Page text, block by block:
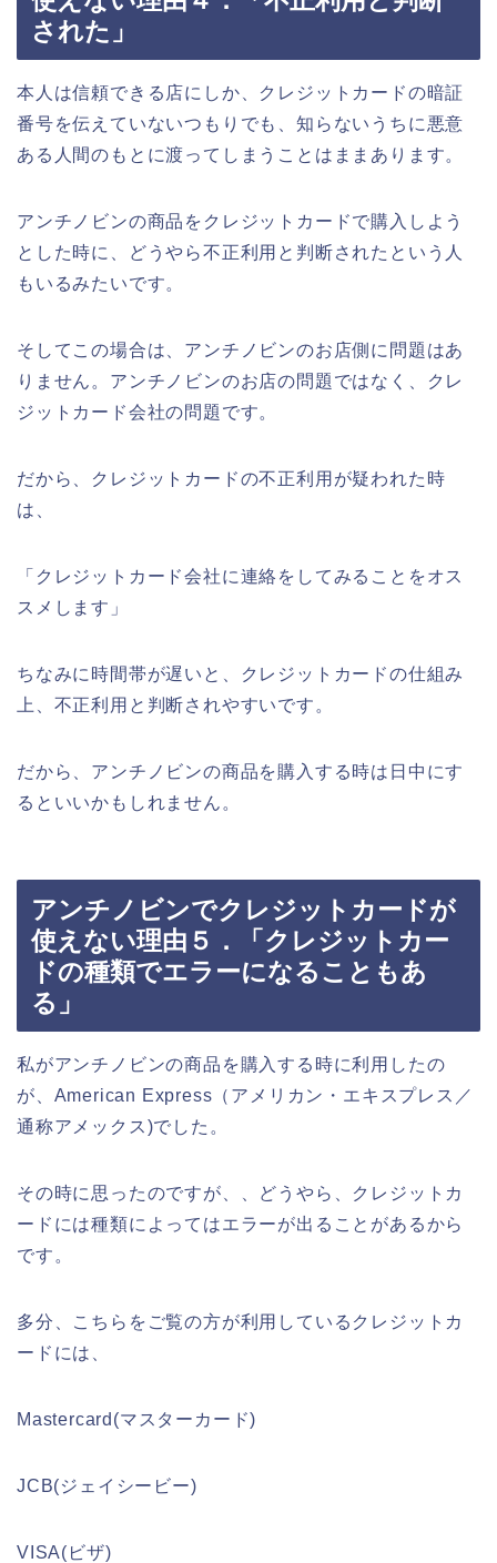
された」
本人は信頼できる店にしか、クレジットカードの暗証
番号を伝えていないつもりでも、知らないうちに悪意
ある人間のもとに渡ってしまうことはままあります。
アンチノビンの商品をクレジットカードで購入しよう
とした時に、どうやら不正利用と判断されたという人
もいるみたいです。
そしてこの場合は、アンチノビンのお店側に問題はあ
りません。アンチノビンのお店の問題ではなく、クレ
ジットカード会社の問題です。
だから、クレジットカードの不正利用が疑われた時
は、
「クレジットカード会社に連絡をしてみることをオス
スメします」
ちなみに時間帯が遅いと、クレジットカードの仕組み
上、不正利用と判断されやすいです。
だから、アンチノビンの商品を購入する時は日中にす
るといいかもしれません。
アンチノビンでクレジットカードが
使えない理由５．「クレジットカー
ドの種類でエラーになることもあ
る」
私がアンチノビンの商品を購入する時に利用したの
が、American Express（アメリカン・エキスプレス／
通称アメックス)でした。
その時に思ったのですが、、どうやら、クレジットカ
ードには種類によってはエラーが出ることがあるから
です。
多分、こちらをご覧の方が利用しているクレジットカ
ードには、
Mastercard(マスターカード)
JCB(ジェイシービー)
VISA(ビザ)